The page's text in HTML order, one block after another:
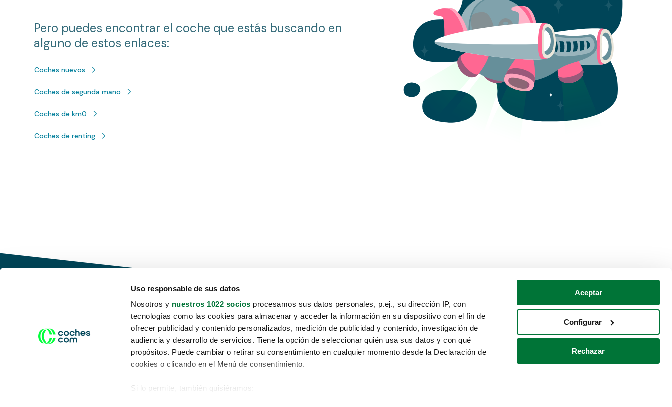
Uso responsable de sus datos
Nosotros y nuestros 1022 socios procesamos sus datos personales, p.ej., su dirección IP, con
tecnologías como las cookies para almacenar y acceder la información en su dispositivo con el fin de
ofrecer publicidad y contenido personalizados, medición de publicidad y contenido, investigación de
audiencia y desarrollo de servicios. Tiene la opción de seleccionar quién usa sus datos y con qué
propósitos. Puede cambiar o retirar su consentimiento en cualquier momento desde la Declaración de
cookies o clicando en el Menú de consentimiento.
Si lo permite, también quisiéramos:
Aceptar
Configurar
Rechazar
Pero puedes encontrar el coche que estás buscando en
alguno de estos enlaces:
Coches nuevos
Coches de segunda mano
Coches de km0
Coches de renting
Conduce tu futuro,
desata tu movilidad